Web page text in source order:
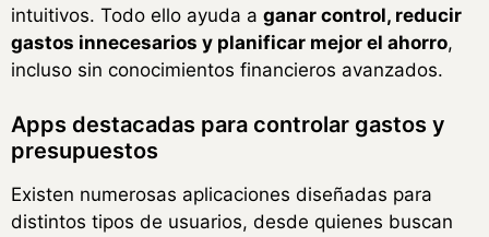
intuitivos. Todo ello ayuda a ganar control, reducir
gastos innecesarios y planificar mejor el ahorro,
incluso sin conocimientos financieros avanzados.
Apps destacadas para controlar gastos y
presupuestos
Existen numerosas aplicaciones diseñadas para
distintos tipos de usuarios, desde quienes buscan